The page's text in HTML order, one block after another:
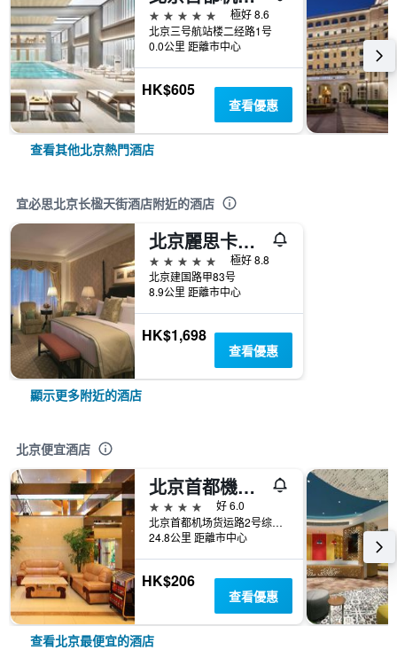
5星級
極好 8.6
北京三号航站楼二经路1号
0.0公里 距離市中心
HK$605
查看優惠
查看其他北京熱門酒店
宜必思北京长楹天街酒店附近的酒店
北京麗思卡爾頓酒店
5星級
極好 8.8
北京建国路甲83号
8.9公里 距離市中心
HK$1,698
查看優惠
顯示更多附近的酒店
北京便宜酒店
北京首都機場賓館
4星級
好 6.0
北京首都机场货运路2号综合楼
24.8公里 距離市中心
HK$206
查看優惠
查看北京最便宜的酒店